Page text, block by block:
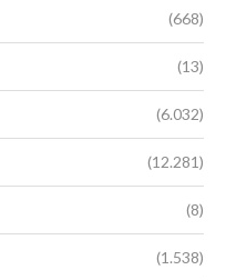
(668)
(13)
(6.032)
(12.281)
(8)
(1.538)